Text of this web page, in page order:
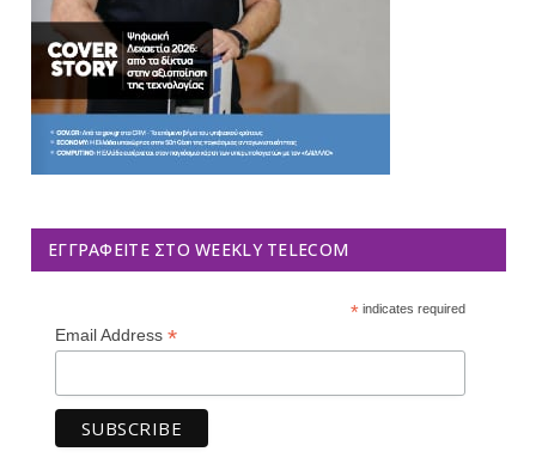
ΕΓΓΡΑΦΕΊΤΕ ΣΤΟ WEEKLY TELECOM
*indicates required
Email Address *